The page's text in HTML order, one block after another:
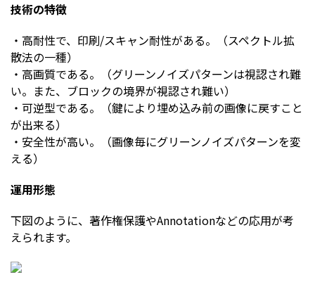
技術の特徴
・高耐性で、印刷/スキャン耐性がある。（スペクトル拡
散法の一種）
・高画質である。（グリーンノイズパターンは視認され難
い。また、ブロックの境界が視認され難い）
・可逆型である。（鍵により埋め込み前の画像に戻すこと
が出来る）
・安全性が高い。（画像毎にグリーンノイズパターンを変
える）
運用形態
下図のように、著作権保護やAnnotationなどの応用が考
えられます。